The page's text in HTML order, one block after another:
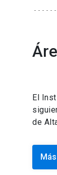
El
de